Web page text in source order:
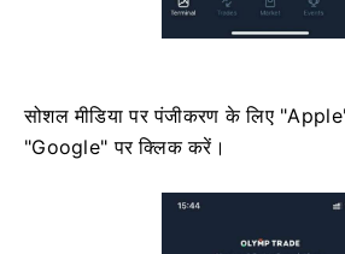
सोशल मीडिया पर पंजीकरण के लिए
"Google" पर क्लिक करें।